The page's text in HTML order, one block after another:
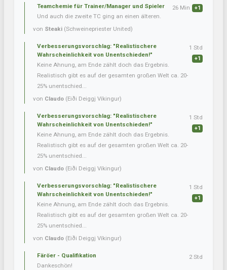
Teamchemie für Trainer/Manager und Spieler
Und auch die zweite TC ging an einen älteren.
von Steaki (Schweinepriester United)
26 Min +1
Verbesserungsvorschlag: "Realistischere
Wahrscheinlichkeit von Unentschieden!"
Keine Ahnung, am Ende zählt doch das Ergebnis.
Realistisch gibt es auf der gesamten großen Welt ca. 20-
25% unentschied...
von Claudo (Eiði Deiggj Víkingur)
1 Std
+1
Verbesserungsvorschlag: "Realistischere
Wahrscheinlichkeit von Unentschieden!"
Keine Ahnung, am Ende zählt doch das Ergebnis.
Realistisch gibt es auf der gesamten großen Welt ca. 20-
25% unentschied...
von Claudo (Eiði Deiggj Víkingur)
1 Std
+1
Verbesserungsvorschlag: "Realistischere
Wahrscheinlichkeit von Unentschieden!"
Keine Ahnung, am Ende zählt doch das Ergebnis.
Realistisch gibt es auf der gesamten großen Welt ca. 20-
25% unentschied...
von Claudo (Eiði Deiggj Víkingur)
1 Std
+1
Färöer - Qualifikation
Dankeschön!
2 Std